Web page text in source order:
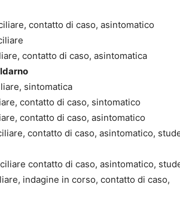
contatto di caso, asintomatico
contatto di caso, asintomatica
sintomatica
contatto di caso, sintomatico
contatto di caso, asintomatico
contatto di caso, asintomatico,
contatto di caso, asintomatico,
indagine in corso, contatto di caso,